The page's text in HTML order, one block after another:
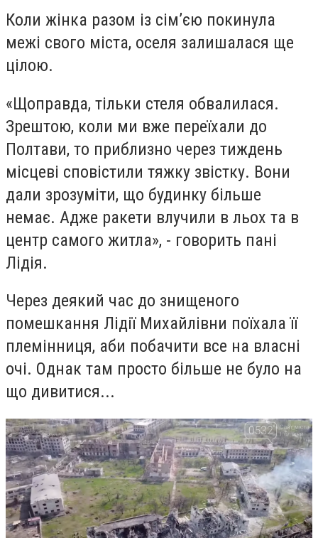
Коли жінка разом із сім’єю покинула
межі свого міста, оселя залишалася ще
цілою.
«Щоправда, тільки стеля обвалилася.
Зрештою, коли ми вже переїхали до
Полтави, то приблизно через тиждень
місцеві сповістили тяжку звістку. Вони
дали зрозуміти, що будинку більше
немає. Адже ракети влучили в льох та в
центр самого житла», - говорить пані
Лідія.
Через деякий час до знищеного
помешкання Лідії Михайлівни поїхала її
племінниця, аби побачити все на власні
очі. Однак там просто більше не було на
що дивитися...